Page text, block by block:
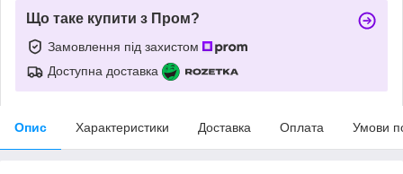
Що таке купити з Пром?
Замовлення під захистом
Доступна доставка
Опис Характеристики Доставка Оплата Умови